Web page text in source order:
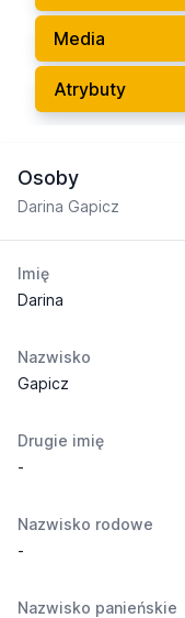
Media
Atrybuty
Osoby
Darina Gapicz
Imię
Darina
Nazwisko
Gapicz
Drugie imię
-
Nazwisko rodowe
-
Nazwisko panieńskie